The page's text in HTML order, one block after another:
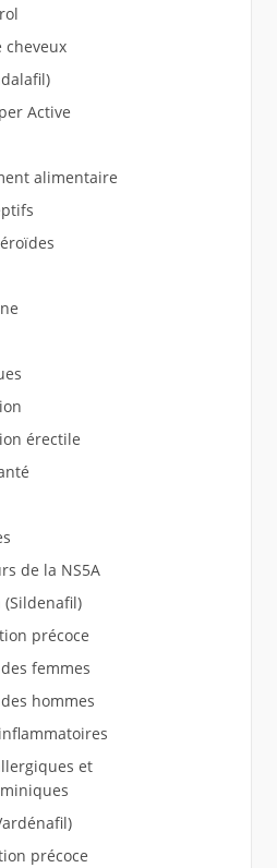
cheveux
Active
alimentaire
érectile
de la NS5A
(Sildenafil)
précoce
femmes
hommes
et
précoce